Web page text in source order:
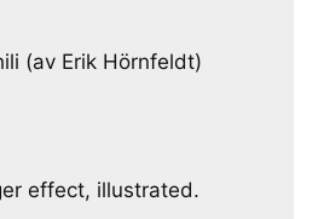
(av Erik Hörnfeldt)
effect, illustrated.